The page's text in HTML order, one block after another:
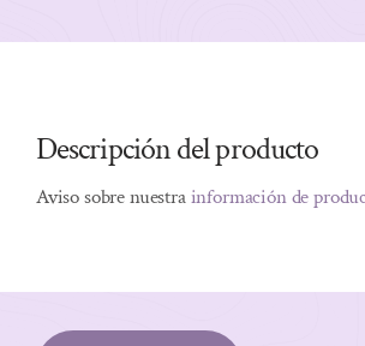
Descripción del producto
Aviso sobre nuestrainformación de